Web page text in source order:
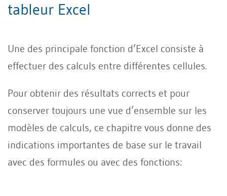
tableur Excel
Une des principale fonction d’Excel consiste à
effectuer des calculs entre différentes cellules.
Pour obtenir des résultats corrects et pour
conserver toujours une vue d’ensemble sur les
modèles de calculs, ce chapitre vous donne des
indications importantes de base sur le travail
avec des formules ou avec des fonctions: